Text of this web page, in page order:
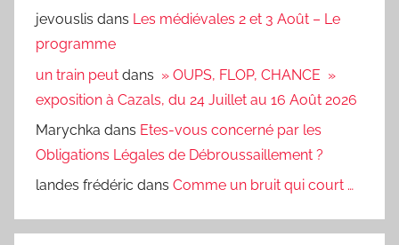
jevouslis dans Les médiévales 2 et 3 Août – Le
programme
un train peut dans » OUPS, FLOP, CHANCE »
exposition à Cazals, du 24 Juillet au 16 Août 2026
Marychka dans Etes-vous concerné par les
Obligations Légales de Débroussaillement ?
landes frédéric dans Comme un bruit qui court …